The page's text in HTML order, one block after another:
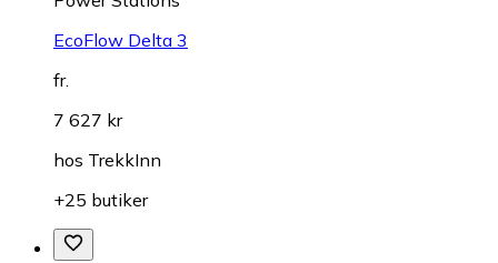
EcoFlow Delta 3
fr.
7 627 kr
hos TrekkInn
+25 butiker